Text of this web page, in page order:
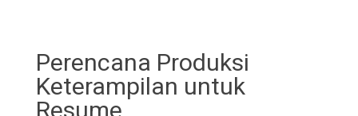
Perencana Produksi
Keterampilan untuk
Resume